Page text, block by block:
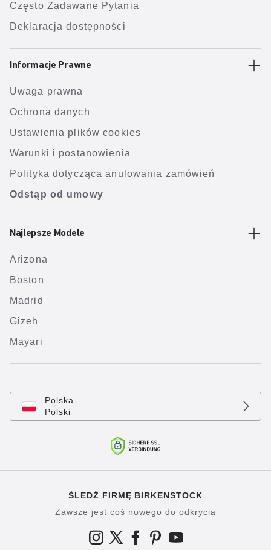
Często Zadawane Pytania
Deklaracja dostępności
Informacje Prawne
Uwaga prawna
Ochrona danych
Ustawienia plików cookies
Warunki i postanowienia
Polityka dotycząca anulowania zamówień
Odstąp od umowy
Najlepsze Modele
Arizona
Boston
Madrid
Gizeh
Mayari
Polska
Polski
ŚLEDŹ FIRMĘ BIRKENSTOCK
Zawsze jest coś nowego do odkrycia